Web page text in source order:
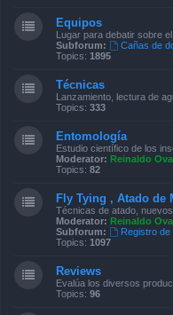
Equipos
Lugar para debatir sobre el
Subforum:
Cañas de
Topics: 1895
Técnicas
Lanzamiento, lectura de
Topics: 333
Entomología
Estudio científico de los
Moderator: Reinaldo
Topics: 82
Fly Tying , Atado de
Técnicas de atado,
Moderator: Reinaldo
Subforum:
Registro
Topics: 1097
Reviews
Evalúa los diversos
Topics: 96